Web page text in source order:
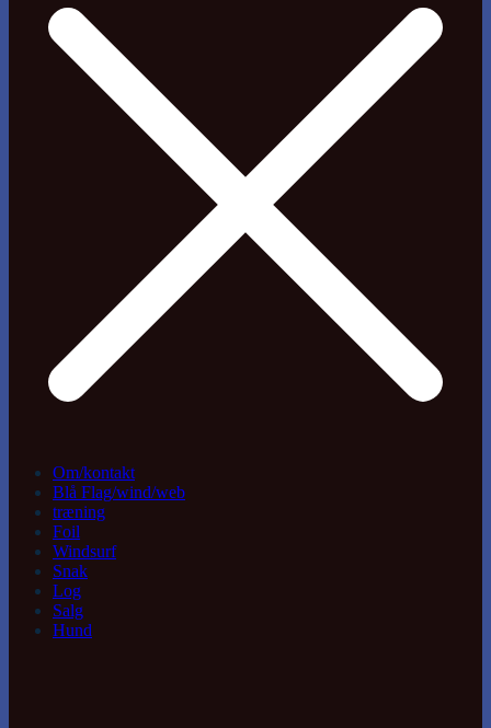
Om/kontakt
Blå Flag/wind/web
træning
Foil
Windsurf
Snak
Log
Salg
Hund